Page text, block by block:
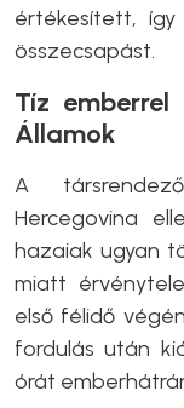
értékesített,
összecsapást.
Tíz
Államok
A
Hercegovina
hazaiak ugyan
miatt
első félidő
fordulás után
órát